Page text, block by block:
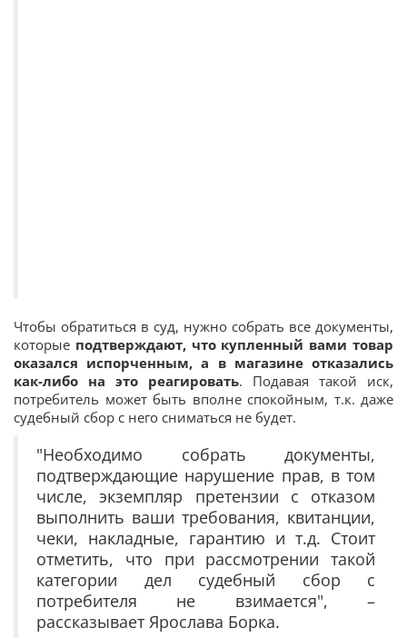
Чтобы обратиться в суд, нужно собрать все документы,
которые подтверждают, что купленный вами товар
оказался испорченным, а в магазине отказались
как-либо на это реагировать. Подавая такой иск,
потребитель может быть вполне спокойным, т.к. даже
судебный сбор с него сниматься не будет.
"Необходимо собрать документы,
подтверждающие нарушение прав, в том
числе, экземпляр претензии с отказом
выполнить ваши требования, квитанции,
чеки, накладные, гарантию и т.д. Стоит
отметить, что при рассмотрении такой
категории дел судебный сбор с
потребителя не взимается", –
рассказывает Ярослава Борка.